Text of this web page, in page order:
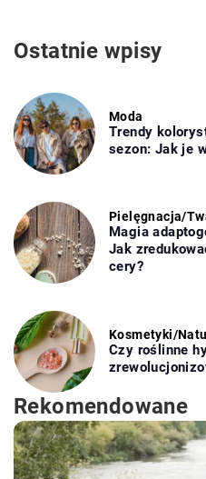
Ostatnie wpisy
Moda
Trendy
sezon: Jak je
Pielęgnacja/
Magia
Jak
cery?
Kosmetyki/
Czy roślinne
Rekomendowane